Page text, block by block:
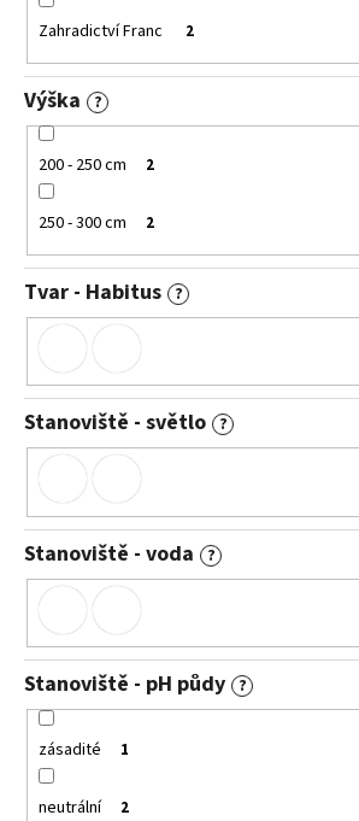
Zahradictví Franc 2
Výška ?
200 - 250 cm 2
250 - 300 cm 2
Tvar - Habitus ?
Stanoviště - světlo ?
Stanoviště - voda ?
Stanoviště - pH půdy ?
zásadité 1
neutrální 2